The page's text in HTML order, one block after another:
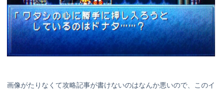
画像がたりなくて攻略記事が書けないのはなんか悪いので、このイ